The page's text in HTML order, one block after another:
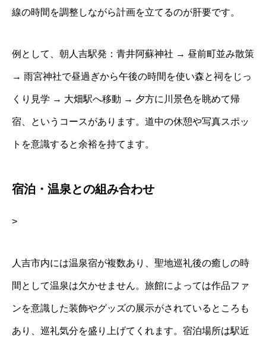
線の時間を調整しながら計画を立てるのが肝要です。
例として、朝人吉駅発：青井阿蘇神社 → 昼前町並み散策
→ 雨宮神社で昼過ぎから午後の時間を使い森と祠をじっ
くり見学 → 大畑駅へ移動 → 夕方に川景色を眺めて帰
宿、というコースがあります。道中の休憩や写真スポッ
トを意識すると余裕を持てます。
宿泊・温泉との組み合わせ
>
人吉市内には温泉宿が複数あり、聖地巡礼後の癒しの時
間として温泉は欠かせません。旅館によっては作品ファ
ンを意識した装飾やグッズの展示がされているところも
あり、巡礼気分を盛り上げてくれます。宿泊場所は駅近